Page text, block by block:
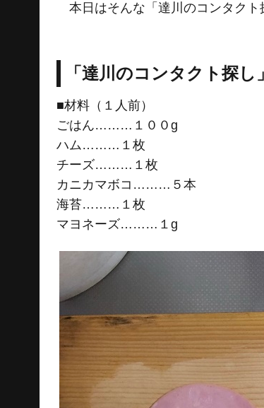
本日はそんな「達川のコンタクト
「達川のコンタクト探
■材料（１人前）
ごはん………１００g
ハム………１枚
チーズ………１枚
カニカマボコ………５本
海苔………１枚
マヨネーズ………１g